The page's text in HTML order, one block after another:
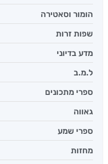
הומור וסאטירה
שפות זרות
מדע בדיוני
ל.מ.ב
ספרי מתכונים
גאווה
ספרי שמע
מחזות